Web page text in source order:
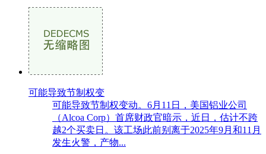
可能导致节制权变
可能导致节制权变动。6月11日，美国铝业公司
（Alcoa Corp）首席财政官暗示，近日，估计不跨
越2个买卖日。该工场此前别离于2025年9月和11月
发生火警，产物...